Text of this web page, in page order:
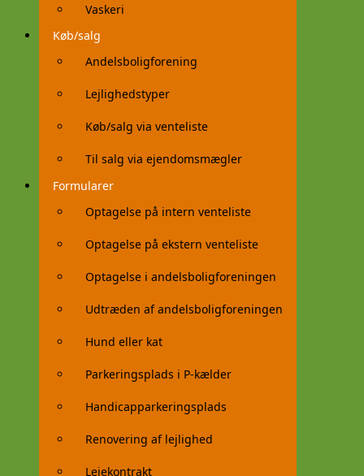
Vaskeri
Køb/salg
Andelsboligforening
Lejlighedstyper
Køb/salg via venteliste
Til salg via ejendomsmægler
Formularer
Optagelse på intern venteliste
Optagelse på ekstern venteliste
Optagelse i andelsboligforeningen
Udtræden af andelsboligforeningen
Hund eller kat
Parkeringsplads i P-kælder
Handicapparkeringsplads
Renovering af lejlighed
Lejekontrakt